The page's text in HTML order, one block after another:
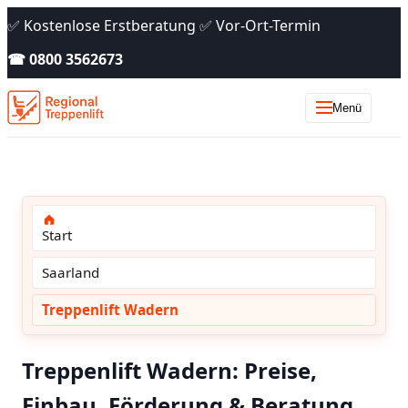
✅ Kostenlose Erstberatung ✅ Vor-Ort-Termin
☎ 0800 3562673
Menü
Start
Saarland
Treppenlift Wadern
Treppenlift Wadern: Preise,